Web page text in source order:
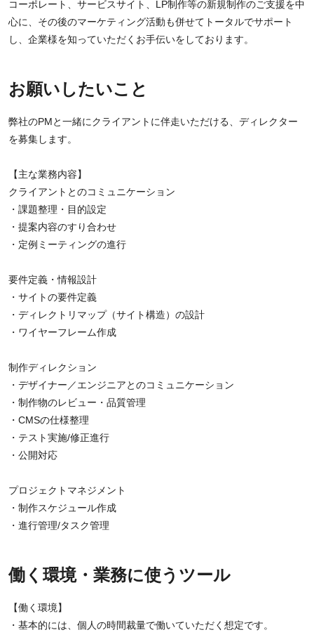
コーポレート、サービスサイト、LP制作等の新規制作のご支援を中
心に、その後のマーケティング活動も併せてトータルでサポート
し、企業様を知っていただくお手伝いをしております。
お願いしたいこと
弊社のPMと一緒にクライアントに伴走いただける、ディレクター
を募集します。
【主な業務内容】
クライアントとのコミュニケーション
・課題整理・目的設定
・提案内容のすり合わせ
・定例ミーティングの進行
要件定義・情報設計
・サイトの要件定義
・ディレクトリマップ（サイト構造）の設計
・ワイヤーフレーム作成
制作ディレクション
・デザイナー／エンジニアとのコミュニケーション
・制作物のレビュー・品質管理
・CMSの仕様整理
・テスト実施/修正進行
・公開対応
プロジェクトマネジメント
・制作スケジュール作成
・進行管理/タスク管理
働く環境・業務に使うツール
【働く環境】
・基本的には、個人の時間裁量で働いていただく想定です。